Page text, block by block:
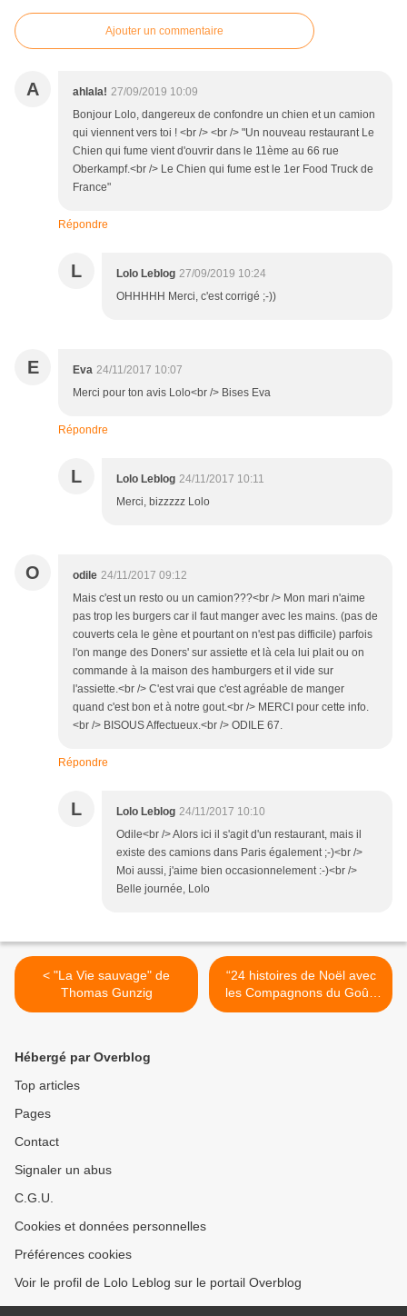
Ajouter un commentaire
A ahlala! 27/09/2019 10:09
Bonjour Lolo, dangereux de confondre un chien et un camion
qui viennent vers toi ! <br /> <br /> "Un nouveau restaurant Le
Chien qui fume vient d'ouvrir dans le 11ème au 66 rue
Oberkampf.<br /> Le Chien qui fume est le 1er Food Truck de
France"
Répondre
L Lolo Leblog 27/09/2019 10:24
OHHHHH Merci, c'est corrigé ;-))
E Eva 24/11/2017 10:07
Merci pour ton avis Lolo<br /> Bises Eva
Répondre
L Lolo Leblog 24/11/2017 10:11
Merci, bizzzzz Lolo
O odile 24/11/2017 09:12
Mais c'est un resto ou un camion???<br /> Mon mari n'aime
pas trop les burgers car il faut manger avec les mains. (pas de
couverts cela le gène et pourtant on n'est pas difficile) parfois
l'on mange des Doners' sur assiette et là cela lui plait ou on
commande à la maison des hamburgers et il vide sur
l'assiette.<br /> C'est vrai que c'est agréable de manger
quand c'est bon et à notre gout.<br /> MERCI pour cette info.
<br /> BISOUS Affectueux.<br /> ODILE 67.
Répondre
L Lolo Leblog 24/11/2017 10:10
Odile<br /> Alors ici il s'agit d'un restaurant, mais il
existe des camions dans Paris également ;-)<br />
Moi aussi, j'aime bien occasionnelement :-)<br />
Belle journée, Lolo
< "La Vie sauvage" de
Thomas Gunzig
“24 histoires de Noël avec
les Compagnons du Goût“
>
Hébergé par Overblog
Top articles
Pages
Contact
Signaler un abus
C.G.U.
Cookies et données personnelles
Préférences cookies
Voir le profil de Lolo Leblog sur le portail Overblog